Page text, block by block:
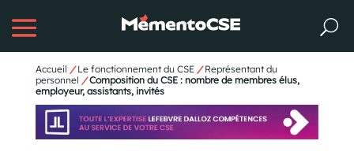
Accueil / Le fonctionnement du CSE / Représentant du
personnel / Composition du CSE : nombre de membres élus,
employeur, assistants, invités